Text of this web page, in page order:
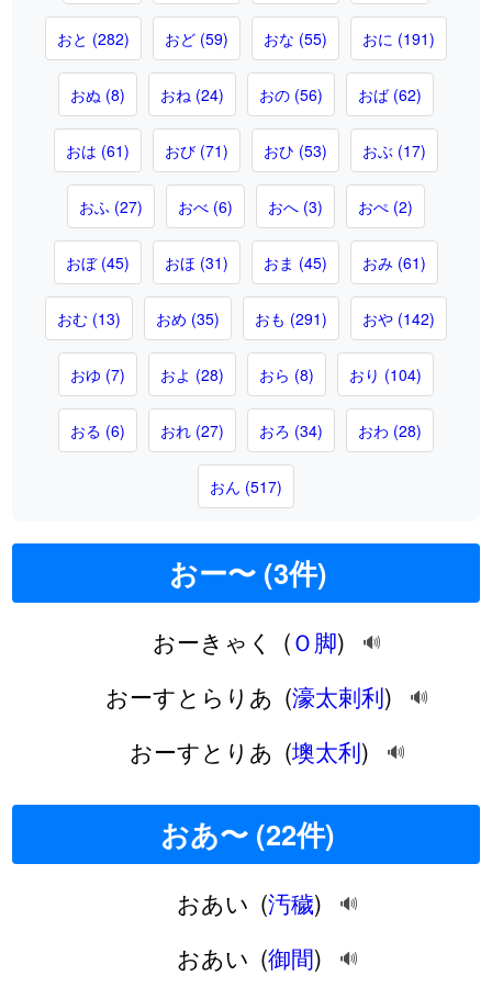
おと (282) おど (59) おな (55) おに (191)
おぬ (8) おね (24) おの (56) おば (62)
おは (61) おび (71) おひ (53) おぶ (17)
おふ (27) おべ (6) おへ (3) おぺ (2)
おぼ (45) おほ (31) おま (45) おみ (61)
おむ (13) おめ (35) おも (291) おや (142)
おゆ (7) およ (28) おら (8) おり (104)
おる (6) おれ (27) おろ (34) おわ (28)
おん (517)
おー〜 (3件)
おーきゃく (Ｏ脚) 🔊
おーすとらりあ (濠太剌利) 🔊
おーすとりあ (墺太利) 🔊
おあ〜 (22件)
おあい (汚穢) 🔊
おあい (御間) 🔊